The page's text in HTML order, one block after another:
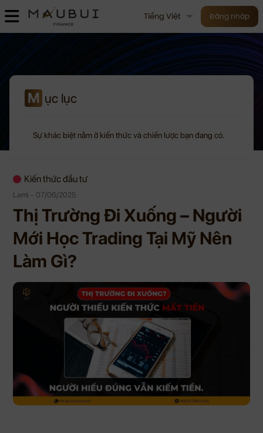
Tiếng Việt Đăng nhập
M ục lục
Sự khác biệt nằm ở kiến thức và chiến lược bạn đang có.
Kiến thức đầu tư
Lami - 07/06/2025
Thị Trường Đi Xuống – Người
Mới Học Trading Tại Mỹ Nên
Làm Gì?